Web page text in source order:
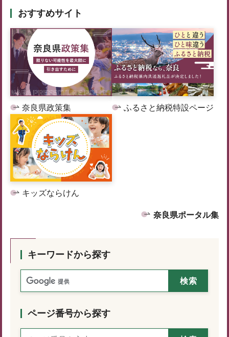
おすすめサイト
奈良県政策集 ふるさと納税特設ページ
キッズならけん
奈良県ポータル集
キーワードから探す
ページ番号から探す